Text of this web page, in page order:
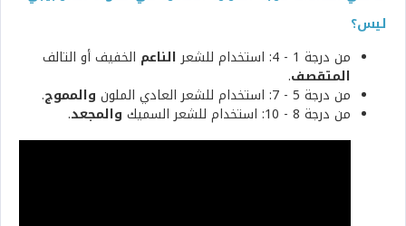
ليس؟
من درجة 1 - 4: استخدام للشعر
الناعم الخفيف أو التالف
المتقصف.
من درجة 5 - 7: استخدام للشعر العادي الملون والمموج.
من درجة 8 - 10: استخدام للشعر السميك والمجعد.